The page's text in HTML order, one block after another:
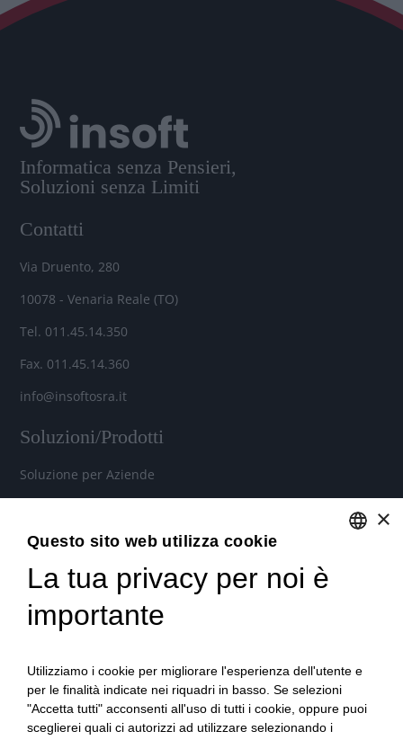
Informatica senza Pensieri,
Soluzioni senza Limiti
Contatti
Via Druento, 280
10078 - Venaria Reale (TO)
Tel. 011.45.14.350
Fax. 011.45.14.360
info@insoftosra.it
Soluzioni/Prodotti
Soluzione per Aziende
Soluzione per Consulenti
Servizi
Industria 4.0
Soluzioni in Cloud per aziende, commercialisti e consulenti
del lavoro
Formazione qualificata
×
Questo sito web utilizza cookie
La tua privacy per noi è
importante
Utilizziamo i cookie per migliorare l'esperienza dell'utente e
per le finalità indicate nei riquadri in basso. Se selezioni
"Accetta tutti" acconsenti all'uso di tutti i cookie, oppure puoi
sceglierei quali ci autorizzi ad utilizzare selezionando i